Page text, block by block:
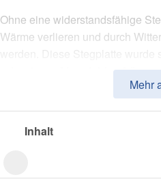
Ohne eine widerstandsfähige
Wärme verlieren und durch
robuste und langlebige
wärmedämmende
Mehr
Inhalt